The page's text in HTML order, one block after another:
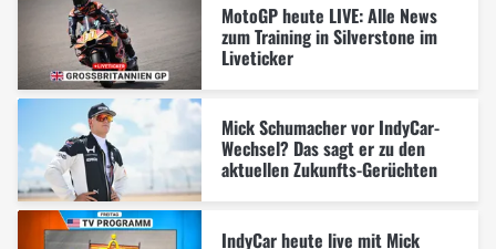
MotoGP heute LIVE: Alle News
zum Training in Silverstone im
Liveticker
Mick Schumacher vor IndyCar-
Wechsel? Das sagt er zu den
aktuellen Zukunfts-Gerüchten
IndyCar heute live mit Mick